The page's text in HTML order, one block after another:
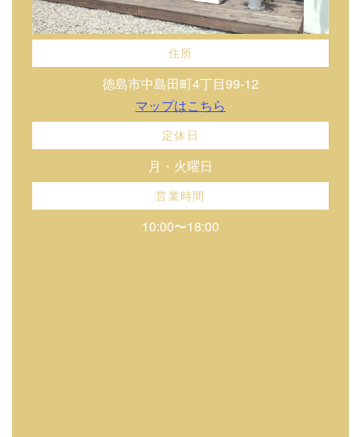
住所
徳島市中島田町4丁目99-12
マップはこちら
定休日
月・火曜日
営業時間
10:00〜18:00